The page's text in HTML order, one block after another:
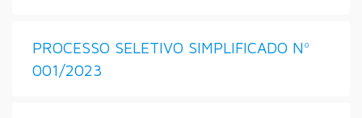
PROCESSO SELETIVO SIMPLIFICADO Nº
001/2023